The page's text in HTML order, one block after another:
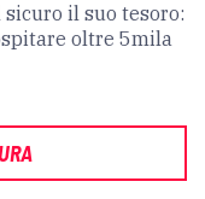
il suo tesoro:
oltre 5mila